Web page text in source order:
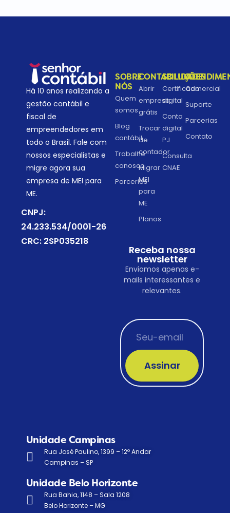
Há 10 anos realizando a
gestão contábil e
fiscal de
empreendedores em
todo o Brasil. Fale com
nossos especialistas e
migre agora sua
empresa de MEI para
ME.
CNPJ:
24.233.534/0001-26
CRC: 2SP035218
SOBRE
NÓS
Quem
somos
Blog
contábil
Trabalhe
conosco
Parcerias
CONTABILIDADE
Abrir
empresa
grátis
Trocar
de
contador
Migrar
MEI
para
ME
Planos
SOLUÇÕES
Certificado
digital
Conta
digital
PJ
Consulta
CNAE
Comercial
Suporte
Parcerias
Contato
Receba nossa
newsletter
Enviamos apenas e-
mails interessantes e
relevantes.
Assinar
Unidade Campinas
Rua José Paulino, 1399 – 12º Andar
Campinas – SP
Unidade Belo Horizonte
Rua Bahia, 1148 – Sala 1208
Belo Horizonte – MG